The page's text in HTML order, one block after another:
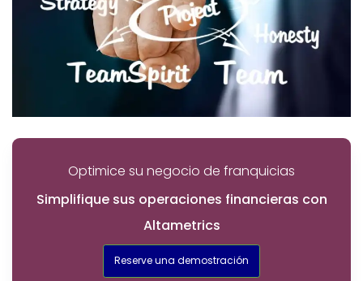
Optimice su negocio de franquicias
Simplifique sus operaciones financieras con
Altametrics
Reserve una demostración